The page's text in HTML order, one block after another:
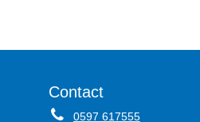
Contact
0597 617555